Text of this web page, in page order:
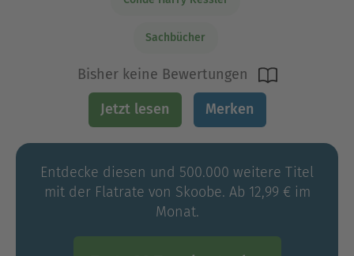
Sachbücher
Bisher keine Bewertungen
Jetzt lesen Merken
Entdecke diesen und 500.000 weitere Titel
mit der Flatrate von Skoobe. Ab 12,99 € im
Monat.